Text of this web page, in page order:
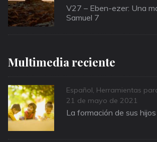
on
V27 – Eben-ezer: Una
Samuel 7
Multimedia reciente
Categories
Español, Herramientas
Posted
on
21 de mayo de 2021
La formación de sus hijos